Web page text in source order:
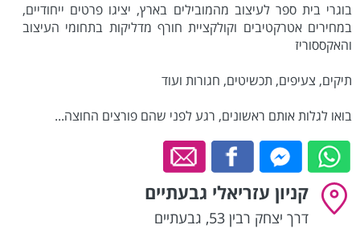
בוגרי בית ספר לעיצוב מהמובילים בארץ, יציגו פרטים ייחודיים,
במחירים אטרקטיבים וקולקציית חורף מדליקות בתחומי העיצוב
והאקססוריז
תיקים, צעיפים, תכשיטים, חגורות ועוד
בואו לגלות אותם ראשונים, רגע לפני שהם פורצים החוצה...
קניון עזריאלי גבעתיים
דרך יצחק רבין 53 , גבעתיים